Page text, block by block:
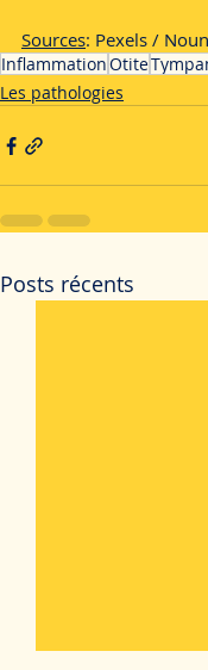
Sources: Pexels /
InflammationOtite
Les pathologies
Posts récents